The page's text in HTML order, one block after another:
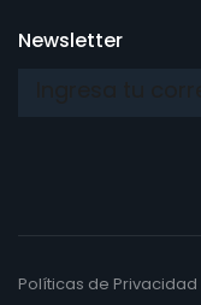
Newsletter
Políticas de Privacidad